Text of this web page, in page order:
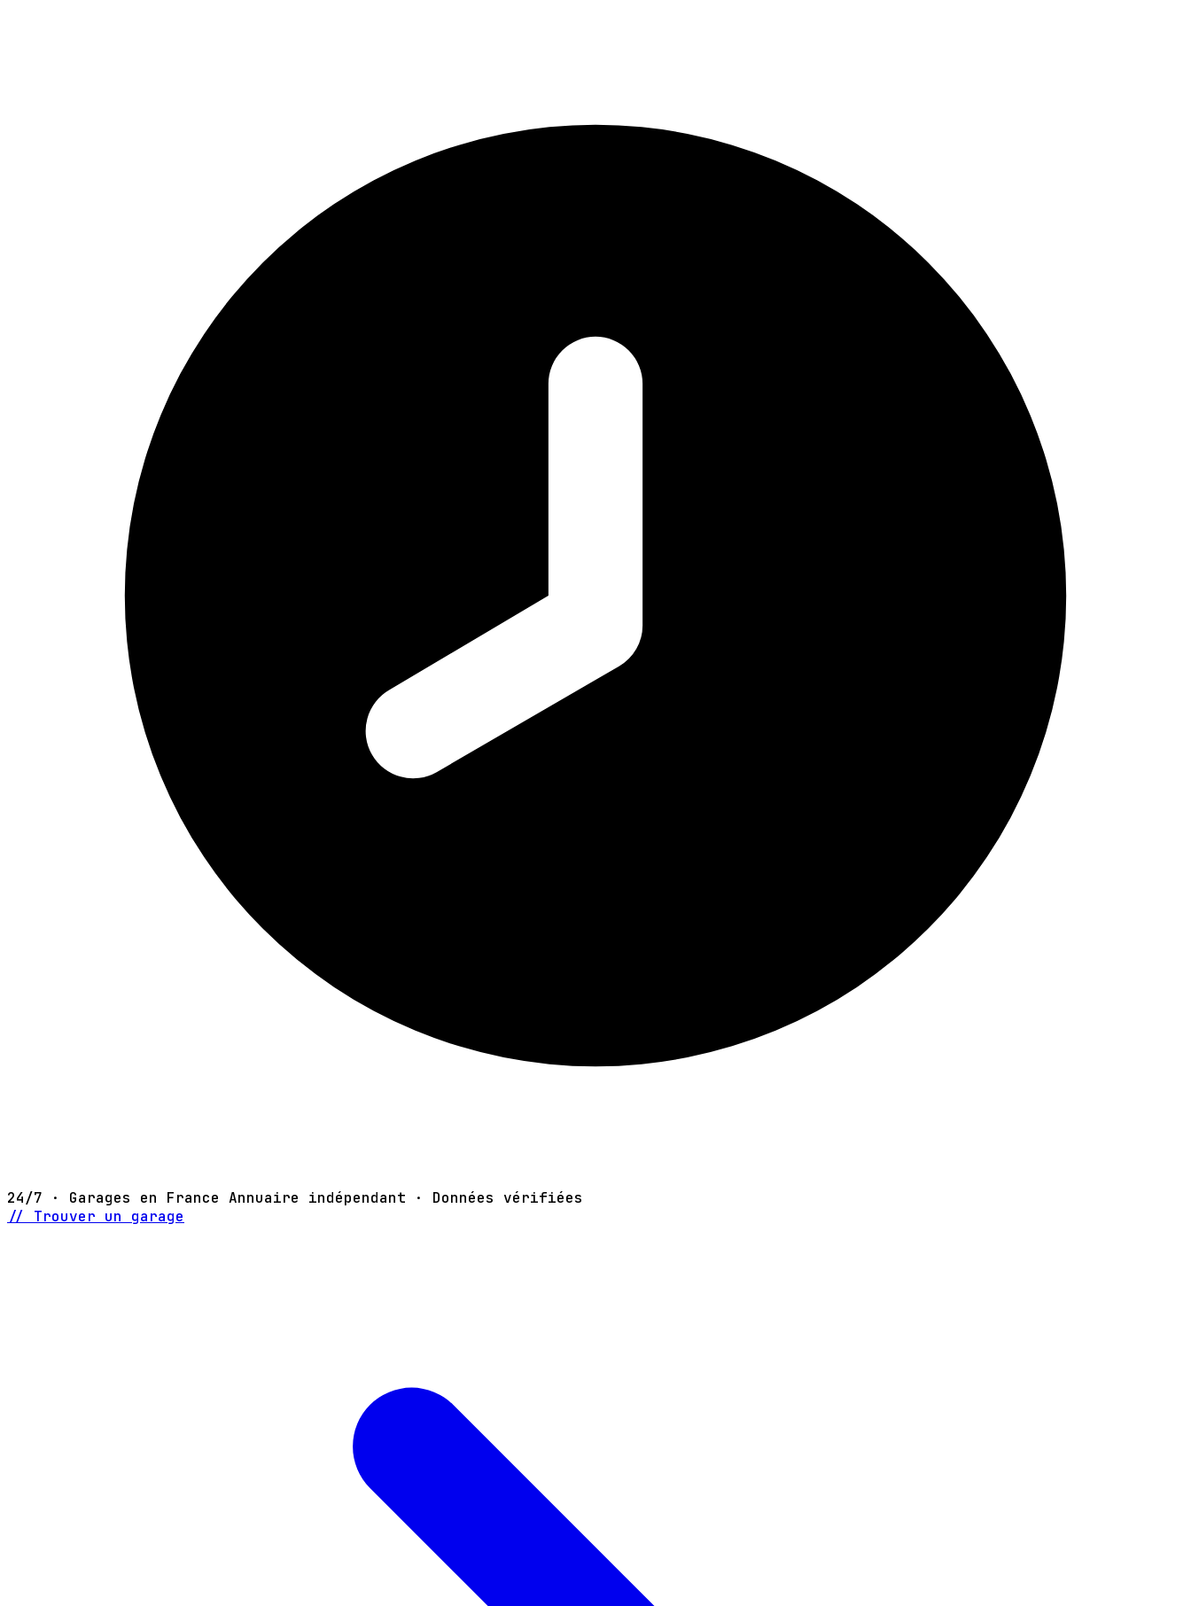
24/7 · Garages en France Annuaire indépendant · Données vérifiées
// Trouver un garage